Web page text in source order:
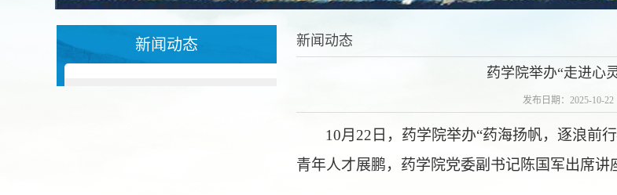
新闻动态 新闻动态
药学院举办“走进心
发布日期：2025-10-
10月22日，药学院举办“药海扬帆，逐浪
青年人才展鹏，药学院党委副书记陈国军出席讲